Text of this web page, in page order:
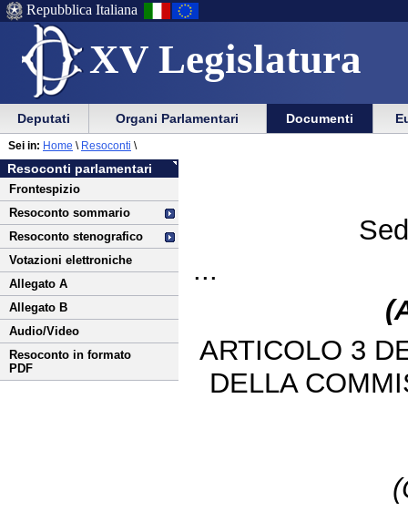
XV Legislatura
Menu
di
ausilio
alla
navigazione
Vai
Menu
di
navigazione
principale
Repubblica Italiana
Menu
di
navigazione
principale
Vai
menu
di
sezione
Deputati Organi Parlamentari Documenti
Vai
al
contenuto
Resoconti parlamentari
Frontespizio
Resoconto sommario
Resoconto stenografico
Votazioni elettroniche
Allegato A
Allegato B
Audio/Video
Resoconto in formato
PDF
Sei in: Home \ Resoconti \
...
ARTICOLO 3
DELLA